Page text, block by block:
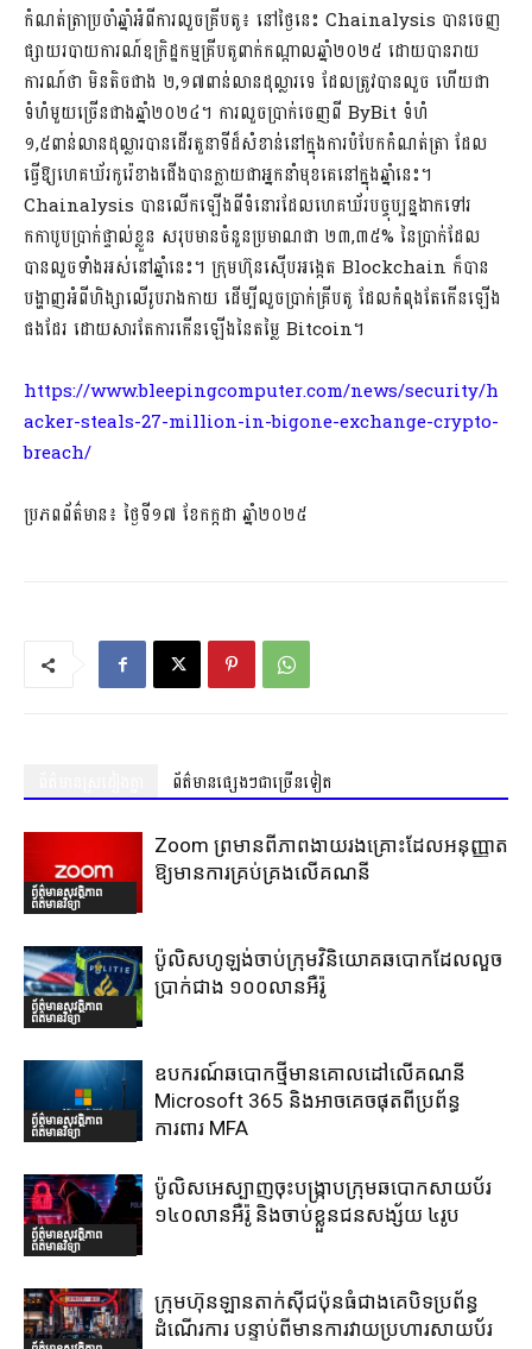
កំណត់ត្រាប្រចាំឆ្នាំអំពីការលួចគ្រីបតូ៖ នៅថ្ងៃនេះ Chainalysis បានចេញ
ផ្សាយរបាយការណ៍ឧក្រិដ្ឋកម្មគ្រីបតូពាក់កណ្តាលឆ្នាំ២០២៥ ដោយបានរាយ
ការណ៍ថា មិនតិចជាង ២,១៧ពាន់លានដុល្លារទេ ដែលត្រូវបានលួច ហើយជា
ទំហំមួយច្រើនជាងឆ្នាំ២០២៤។ ការលួចប្រាក់ចេញពី ByBit ទំហំ
១,៥ពាន់លានដុល្លារបានដើរតួនាទីដ៏សំខាន់នៅក្នុងការបំបែកកំណត់ត្រា ដែល
ធ្វើឱ្យហេគឃ័រកូរ៉េខាងជើងបានក្លាយជាអ្នកនាំមុខគេនៅក្នុងឆ្នាំនេះ។
Chainalysis បានលើកឡើងពីទំនោរដែលហេគឃ័របច្ចុប្បន្នងាកទៅរ
កកាបូបប្រាក់ផ្ទាល់ខ្លួន សរុបមានចំនួនប្រមាណជា ២៣,៣៥% នៃប្រាក់ដែល
បានលួចទាំងអស់នៅឆ្នាំនេះ។ ក្រុមហ៊ុនស៊ើបអង្កេត Blockchain ក៏បាន
បង្ហាញអំពីហិង្សាលើរូបរាងកាយ ដើម្បីលួចប្រាក់គ្រីបតូ ដែលកំពុងតែកើនឡើង
ផងដែរ ដោយសារតែការកើនឡើងនៃតម្លៃ Bitcoin។
https://www.bleepingcomputer.com/news/security/h
acker-steals-27-million-in-bigone-exchange-crypto-
breach/
ប្រភពព័ត៌មាន៖ ថ្ងៃទី១៧ ខែកក្កដា ឆ្នាំ២០២៥
ព័ត៌មានផ្សេងៗជាច្រើនទៀត
ព័ត៌មានសុវត្ថិភាព
ព័ត៌មានវិទ្យា
Zoom ព្រមានពីភាពងាយរងគ្រោះដែលអនុញ្ញាត
ឱ្យមានការគ្រប់គ្រងលើគណនី
ព័ត៌មានសុវត្ថិភាព
ព័ត៌មានវិទ្យា
ប៉ូលិសហូឡង់ចាប់ក្រុមវិនិយោគឆបោកដែលលួច
ប្រាក់ជាង ១០០លានអឺរ៉ូ
ព័ត៌មានសុវត្ថិភាព
ព័ត៌មានវិទ្យា
ឧបករណ៍ឆបោកថ្មីមានគោលដៅលើគណនី
Microsoft 365 និងអាចគេចផុតពីប្រព័ន្ធ
ការពារ MFA
ព័ត៌មានសុវត្ថិភាព
ព័ត៌មានវិទ្យា
ប៉ូលិសអេស្បាញចុះបង្រ្កាបក្រុមឆបោកសាយប័រ
១៤០លានអឺរ៉ូ និងចាប់ខ្លួនជនសង្ស័យ ៤រូប
ក្រុមហ៊ុនឡានតាក់ស៊ីជប៉ុនធំជាងគេបិទប្រព័ន្ធ
ដំណើរការ បន្ទាប់ពីមានការវាយប្រហារសាយប័រ